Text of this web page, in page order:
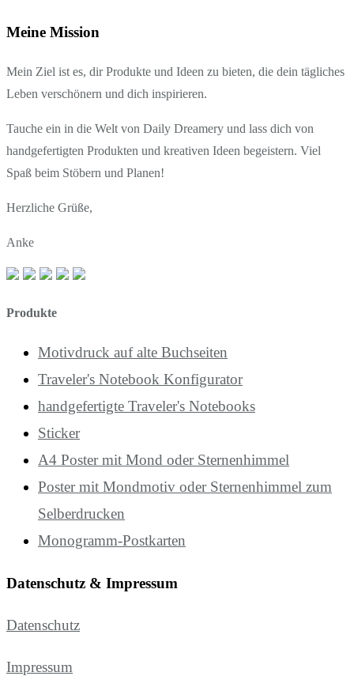
Meine Mission
Mein Ziel ist es, dir Produkte und Ideen zu bieten, die dein tägliches
Leben verschönern und dich inspirieren.
Tauche ein in die Welt von Daily Dreamery und lass dich von
handgefertigten Produkten und kreativen Ideen begeistern. Viel
Spaß beim Stöbern und Planen!
Herzliche Grüße,
Anke
Produkte
Motivdruck auf alte Buchseiten
Traveler's Notebook Konfigurator
handgefertigte Traveler's Notebooks
Sticker
A4 Poster mit Mond oder Sternenhimmel
Poster mit Mondmotiv oder Sternenhimmel zum
Selberdrucken
Monogramm-Postkarten
Datenschutz & Impressum
Datenschutz
Impressum